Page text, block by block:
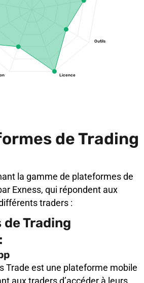
Outils
Licence
de Trading
la gamme de plateformes de
Exness, qui répondent aux
traders :
Trading
Trade est une plateforme mobile
aux traders d’accéder à leurs